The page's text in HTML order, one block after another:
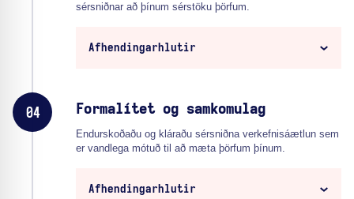
sérsniðnar að þínum sérstöku þörfum.
Afhendingarhlutir
04 Formalítet og samkomulag
Endurskoðaðu og kláraðu sérsniðna verkefnisáætlun sem
er vandlega mótuð til að mæta þörfum þínum.
Afhendingarhlutir